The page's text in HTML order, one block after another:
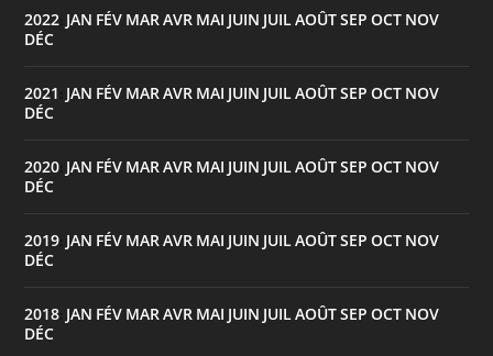
2022 JAN FÉV MARAVR MAI JUIN JUILAOÛTSEP OCT NOV
DÉC
2021 JAN FÉV MARAVR MAI JUIN JUILAOÛTSEP OCT NOV
DÉC
2020 JAN FÉV MARAVR MAI JUIN JUILAOÛTSEP OCT NOV
DÉC
2019 JAN FÉV MARAVR MAI JUIN JUILAOÛTSEP OCT NOV
DÉC
2018 JAN FÉV MARAVR MAI JUIN JUILAOÛTSEP OCT NOV
DÉC